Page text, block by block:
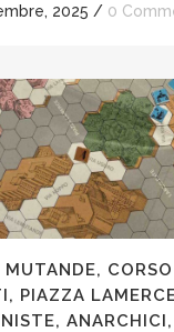
2025 / 0
PIAZZA
ANARCHICI,